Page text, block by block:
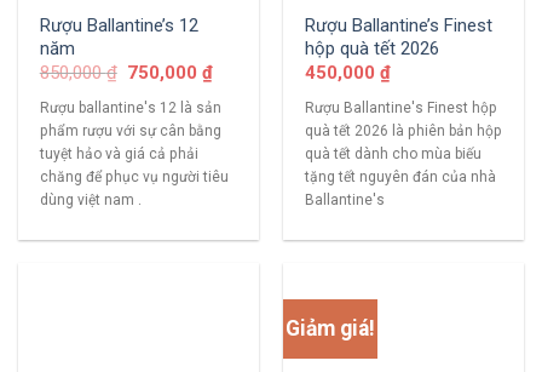
Rượu Ballantine’s 12
năm
850,000₫ 750,000₫
Rượu ballantine's 12 là sản
phẩm rượu với sự cân bằng
tuyệt hảo và giá cả phải
chăng để phục vụ người tiêu
dùng việt nam .
Rượu Ballantine’s Finest
hộp quà tết 2026
450,000 ₫
Rượu Ballantine's Finest hộp
quà tết 2026 là phiên bản hộp
quà tết dành cho mùa biếu
tặng tết nguyên đán của nhà
Ballantine's
Giảm giá!